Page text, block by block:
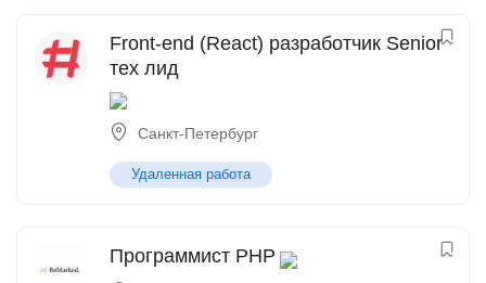
Front-end (React) разработчик Senior
тех лид
Санкт-Петербург
Удаленная работа
Программист PHP